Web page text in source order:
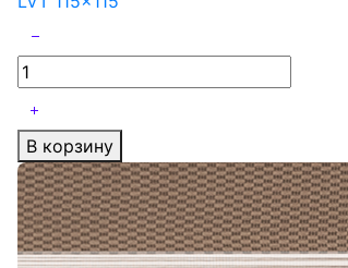
В корзину